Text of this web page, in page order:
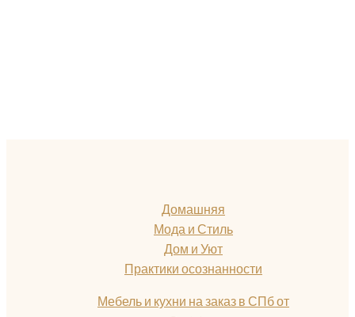
Домашняя
Мода и Стиль
Дом и Уют
Практики осознанности
Мебель и кухни на заказ в СПб от